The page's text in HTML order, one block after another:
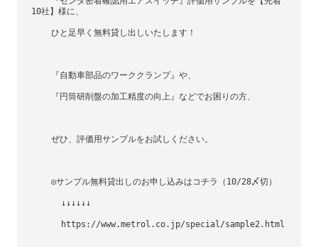
10社】様に、
    ひと足早く無料貸し出しいたします！
    『自動車部品のワーククランプ』や、
    『円筒研削盤の加工精度の向上』などでお困りの方、
    ぜひ、評価用サンプルをお試しください。
    ◎サンプル無料貸出しのお申し込みはコチラ（10/28〆切）
      ↓↓↓↓↓↓
      https://www.metrol.co.jp/special/sample2.html